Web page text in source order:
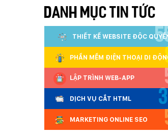
DANH MỤC TIN TỨC
THIẾT KẾ WEBSITE ĐỘC
PHẦN MỀM ĐIỆN THOẠI DI
LẬP TRÌNH WEB-APP
DỊCH VỤ CẮT HTML
MARKETING ONLINE SEO